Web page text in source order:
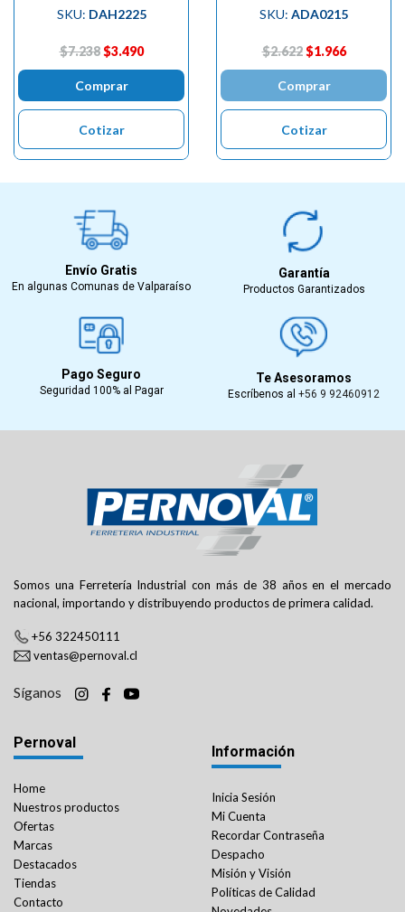
SKU: DAH2225
$7.238 $3.490
Comprar
Cotizar
SKU: ADA0215
$2.622 $1.966
Comprar
Cotizar
Envío Gratis
En algunas Comunas de Valparaíso
Garantía
Productos Garantizados
Pago Seguro
Seguridad 100% al Pagar
Te Asesoramos
Escríbenos al +56 9 92460912
Somos una Ferretería Industrial con más de 38 años en el mercado
nacional, importando y distribuyendo productos de primera calidad.
+56 322450111
ventas@pernoval.cl
Síganos
Pernoval
Home
Nuestros productos
Ofertas
Marcas
Destacados
Tiendas
Contacto
Información
Inicia Sesión
Mi Cuenta
Recordar Contraseña
Despacho
Misión y Visión
Políticas de Calidad